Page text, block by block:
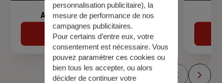
Assurance de prêt immobilier
Découvrir
personnalisation publicitaire), la
mesure de performance de nos
campagnes publicitaires.
Pour certains d’entre eux, votre
consentement est nécessaire. Vous
pouvez paramétrer ces cookies ou
bien tous les accepter, ou alors
décider de continuer votre